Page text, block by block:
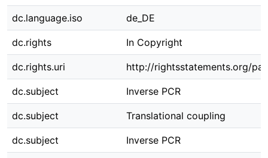
dc.language.iso de_DE
dc.rights In Copyright
dc.rights.uri http://rightsstatements.org/
dc.subject Inverse PCR
dc.subject Translational coupling
dc.subject Inverse PCR